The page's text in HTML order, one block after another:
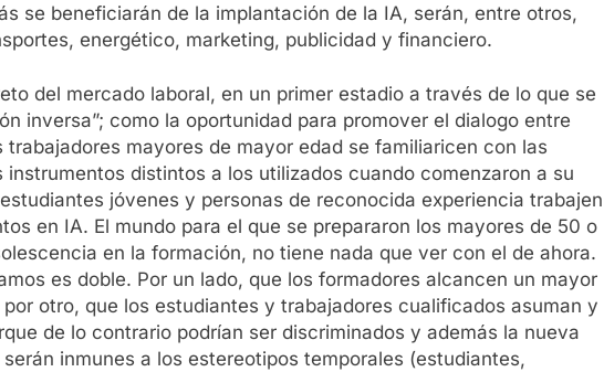
se beneficiarán de la implantación de la IA, serán, entre otros,
energético, marketing, publicidad y financiero.
del mercado laboral, en un primer estadio a través de lo que se
inversa”; como la oportunidad para promover el dialogo entre
mayores de mayor edad se familiaricen con las
distintos a los utilizados cuando comenzaron a su
jóvenes y personas de reconocida experiencia trabajen
en IA. El mundo para el que se prepararon los mayores de 50 o
en la formación, no tiene nada que ver con el de ahora.
es doble. Por un lado, que los formadores alcancen un mayor
otro, que los estudiantes y trabajadores cualificados asuman y
de lo contrario podrían ser discriminados y además la nueva
serán inmunes a los estereotipos temporales (estudiantes,